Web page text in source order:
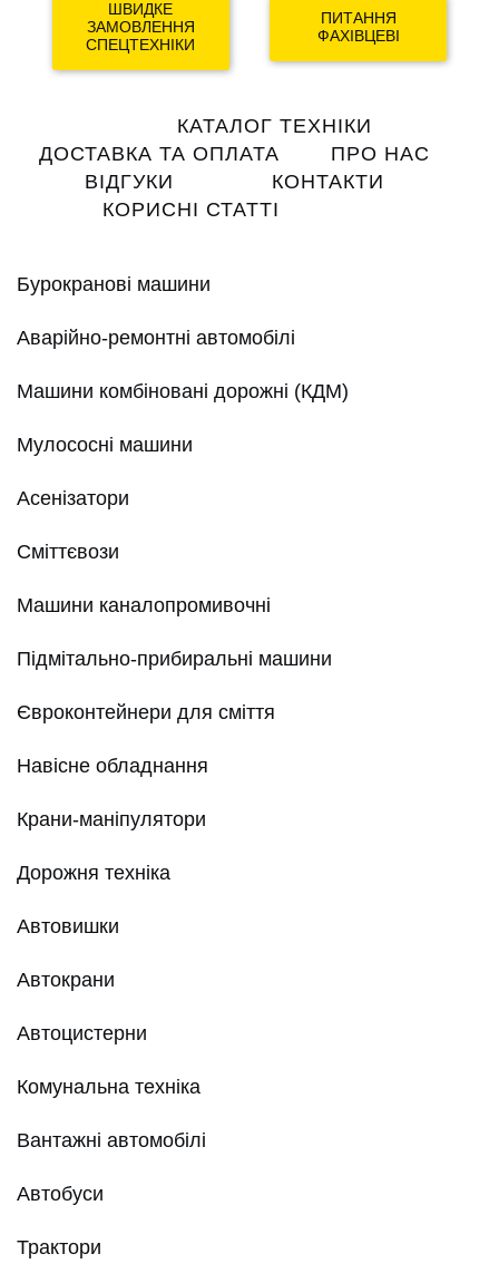
ШВИДКЕ
ЗАМОВЛЕННЯ
СПЕЦТЕХНІКИ
ПИТАННЯ
ФАХІВЦЕВІ
navigation
КАТАЛОГ ТЕХНІКИ
ДОСТАВКА ТА ОПЛАТА
ПРО НАС
ВІДГУКИ
КОНТАКТИ
КОРИСНІ СТАТТІ
Бурокранові машини
Аварійно-ремонтні автомобілі
Машини комбіновані дорожні (КДМ)
Мулососні машини
Асенізатори
Сміттєвози
Машини каналопромивочні
Підмітально-прибиральні машини
Євроконтейнери для сміття
Навісне обладнання
Крани-маніпулятори
Дорожня техніка
Автовишки
Автокрани
Автоцистерни
Комунальна техніка
Вантажні автомобілі
Автобуси
Трактори